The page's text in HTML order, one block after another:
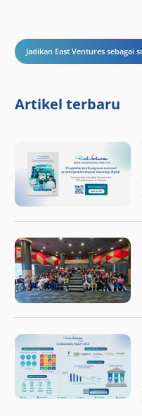
Jadikan East Ventures
Artikel terbaru